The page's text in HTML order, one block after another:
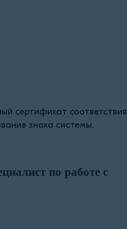
сертификат соответствия
знака системы.
по работе с